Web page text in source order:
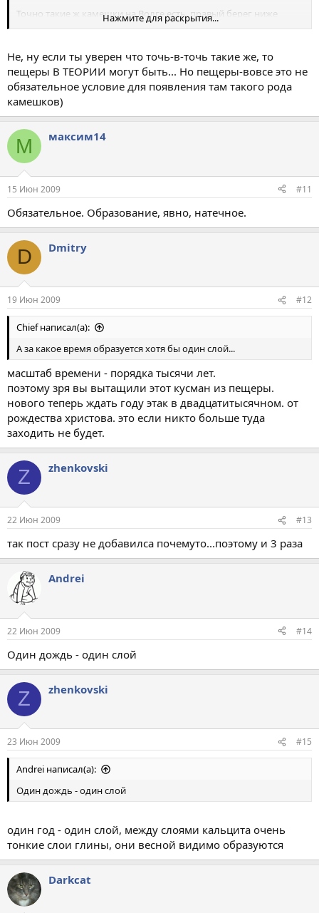
Точно такие ж камещки на Волге есть. правый берег ниже
Камского Устья, в осыпях прямо на берегу. Как я понял это
Нажмите для раскрытия...
Не, ну если ты уверен что точь-в-точь такие же, то
пещеры В ТЕОРИИ могут быть... Но пещеры-вовсе это не
обязательное условие для появления там такого рода
камешков)
М максим14
15 Июн 2009 #11
Обязательное. Образование, явно, натечное.
D Dmitry
19 Июн 2009 #12
Chief написал(а):
А за какое время образуется хотя бы один слой...
масштаб времени - порядка тысячи лет.
поэтому зря вы вытащили этот кусман из пещеры.
нового теперь ждать году этак в двадцатитысячном. от
рождества христова. это если никто больше туда
заходить не будет.
Z zhenkovski
22 Июн 2009 #13
так пост сразу не добавилса почемуто...поэтому и 3 раза
Andrei
22 Июн 2009 #14
Один дождь - один слой
Z zhenkovski
23 Июн 2009 #15
Andrei написал(а):
Один дождь - один слой
один год - один слой, между слоями кальцита очень
тонкие слои глины, они весной видимо образуются
Darkcat